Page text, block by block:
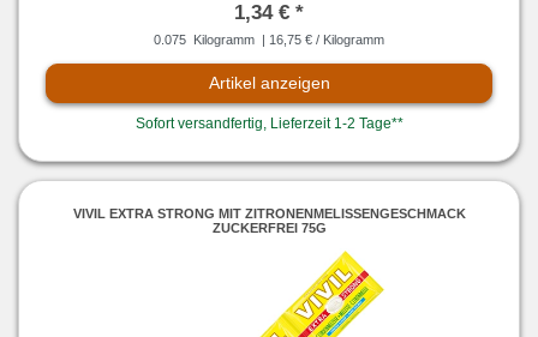
1,34 € *
0.075 Kilogramm | 16,75 € / Kilogramm
Artikel anzeigen
Sofort versandfertig, Lieferzeit 1-2 Tage**
VIVIL EXTRA STRONG MIT ZITRONENMELISSENGESCHMACK
ZUCKERFREI 75G